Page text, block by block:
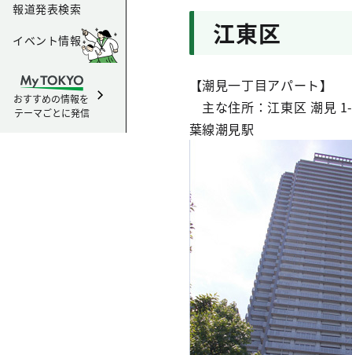
報道発表検索
イベント情報
おすすめの情報を
テーマごとに発信
江東区
【潮見一丁目アパート】
主な住所：江東区 潮見
葉線潮見駅